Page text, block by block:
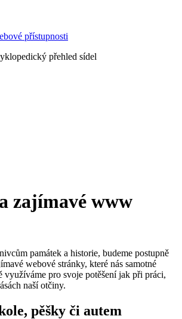
přístupnosti
přehled sídel
zajímavé www
památek a historie, budeme postupně
webové stránky, které nás samotné
využíváme pro svoje potěšení jak při práci,
naší otčiny.
pěšky či autem